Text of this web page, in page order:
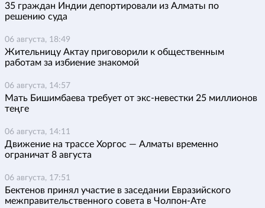
35 граждан Индии депортировали из Алматы по
решению суда
06 августа, 18:49
Жительницу Актау приговорили к общественным
работам за избиение знакомой
06 августа, 14:57
Мать Бишимбаева требует от экс-невестки 25 миллионов
теңге
06 августа, 14:11
Движение на трассе Хоргос — Алматы временно
ограничат 8 августа
06 августа, 17:51
Бектенов принял участие в заседании Евразийского
межправительственного совета в Чолпон-Ате